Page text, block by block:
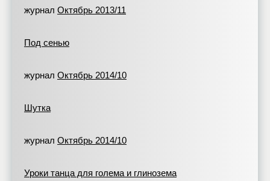
журнал Октябрь 2013/11
Под сенью
журнал Октябрь 2014/10
Шутка
журнал Октябрь 2014/10
Уроки танца для голема и глинозема